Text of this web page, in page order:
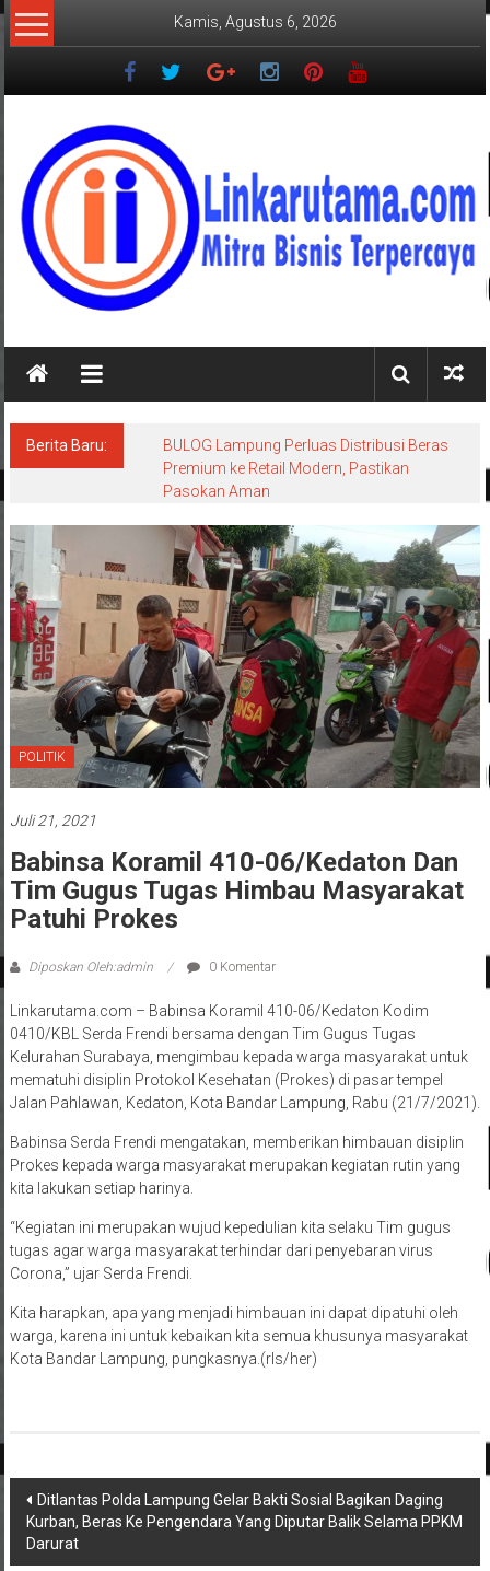
Lompat
ke
Kamis, Agustus 6, 2026
LINKARUTAMA.COM
Mitra
Terpercaya
Berita Baru:
BULOG Lampung Perluas Distribusi Beras
Premium ke Retail Modern, Pastikan
Pasokan Aman
POLITIK
Juli 21, 2021
Babinsa Koramil 410-06/Kedaton Dan
Tim Gugus Tugas Himbau Masyarakat
Patuhi Prokes
Diposkan Oleh:admin 0 Komentar
Linkarutama.com – Babinsa Koramil 410-06/Kedaton Kodim
0410/KBL Serda Frendi bersama dengan Tim Gugus Tugas
Kelurahan Surabaya, mengimbau kepada warga masyarakat untuk
mematuhi disiplin Protokol Kesehatan (Prokes) di pasar tempel
Jalan Pahlawan, Kedaton, Kota Bandar Lampung, Rabu (21/7/2021).
Babinsa Serda Frendi mengatakan, memberikan himbauan disiplin
Prokes kepada warga masyarakat merupakan kegiatan rutin yang
kita lakukan setiap harinya.
“Kegiatan ini merupakan wujud kepedulian kita selaku Tim gugus
tugas agar warga masyarakat terhindar dari penyebaran virus
Corona,” ujar Serda Frendi.
Kita harapkan, apa yang menjadi himbauan ini dapat dipatuhi oleh
warga, karena ini untuk kebaikan kita semua khusunya masyarakat
Kota Bandar Lampung, pungkasnya.(rls/her)
Navigasi
pos
Ditlantas Polda Lampung Gelar Bakti Sosial Bagikan Daging
Kurban, Beras Ke Pengendara Yang Diputar Balik Selama PPKM
Darurat